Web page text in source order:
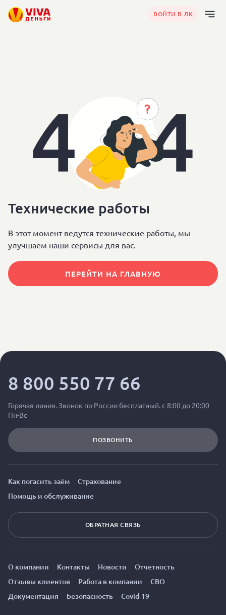
ВОЙТИ В ЛК
Технические работы
Технические работы
В этот момент ведутся технические работы, мы
улучшаем наши сервисы для вас.
ПЕРЕЙТИ НА ГЛАВНУЮ
8 800 550 77 66
Горячая линия. Звонок по России бесплатный. с 8:00 до 20:00
Пн-Вс
ПОЗВОНИТЬ
Как погасить заём
Страхование
Помощь и обслуживание
ОБРАТНАЯ СВЯЗЬ
О компании Контакты Новости
Отчетность
Отзывы клиентов
Работа в компании
СВО
Документация
Безопасность Covid-19